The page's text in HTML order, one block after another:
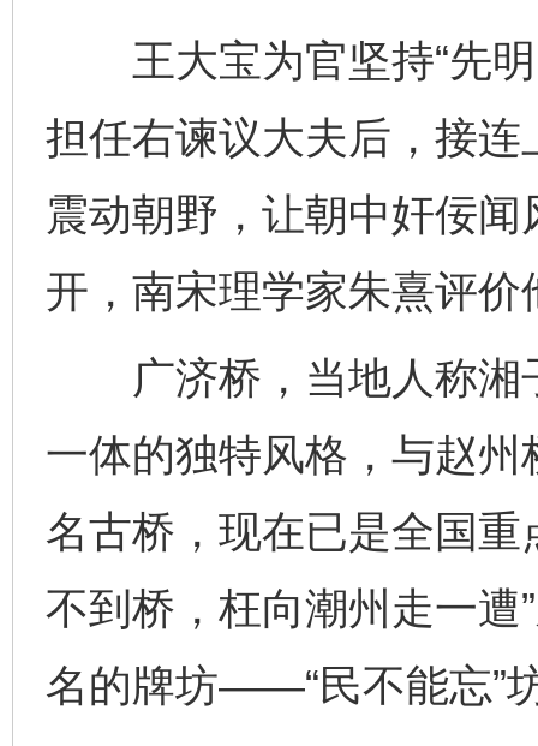
王大宝为官坚持“先明
担任右谏议大夫后，接
震动朝野，让朝中奸佞闻
开，南宋理学家朱熹评价
广济桥，当地人称湘
一体的独特风格，与赵
名古桥，现在已是全国重
不到桥，枉向潮州走一遭
名的牌坊——“民不能忘”